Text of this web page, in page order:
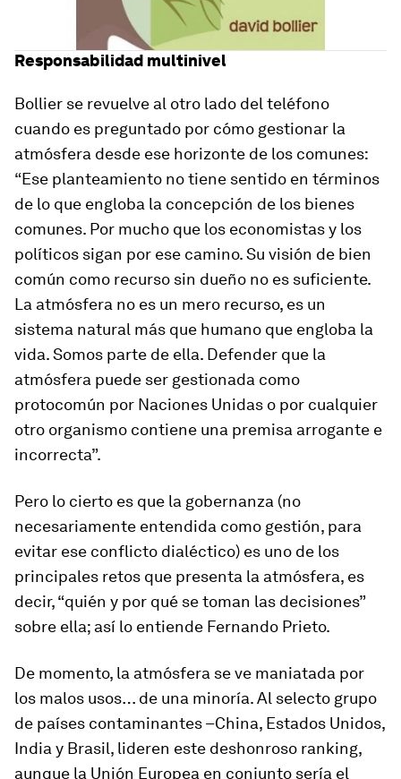
Responsabilidad multinivel
Bollier se revuelve al otro lado del teléfono
cuando es preguntado por cómo gestionar la
atmósfera desde ese horizonte de los comunes:
“Ese planteamiento no tiene sentido en términos
de lo que engloba la concepción de los bienes
comunes. Por mucho que los economistas y los
políticos sigan por ese camino. Su visión de bien
común como recurso sin dueño no es suficiente.
La atmósfera no es un mero recurso, es un
sistema natural más que humano que engloba la
vida. Somos parte de ella. Defender que la
atmósfera puede ser gestionada como
protocomún por Naciones Unidas o por cualquier
otro organismo contiene una premisa arrogante e
incorrecta”.
Pero lo cierto es que la gobernanza (no
necesariamente entendida como gestión, para
evitar ese conflicto dialéctico) es uno de los
principales retos que presenta la atmósfera, es
decir, “quién y por qué se toman las decisiones”
sobre ella; así lo entiende Fernando Prieto.
De momento, la atmósfera se ve maniatada por
los malos usos… de una minoría. Al selecto grupo
de países contaminantes –China, Estados Unidos,
India y Brasil, lideren este deshonroso ranking,
aunque la Unión Europea en conjunto sería el